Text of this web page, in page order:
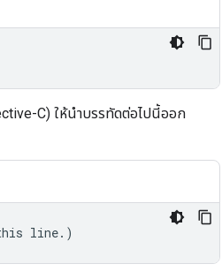
C) ให้นำบรรทัดต่อไปนี้ออก
line.)